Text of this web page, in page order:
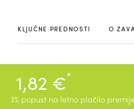
KLJUČNE PREDNOSTI O
1,82 €*
3% popust na letno plačilo